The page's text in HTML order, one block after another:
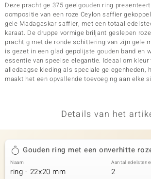
Deze prachtige 375 geelgouden ring
compositie van een roze Ceylon saffier
gele Madagaskar saffier, met een totaal
karaat. De druppelvormige briljant geslepen
prachtig met de ronde schittering van zijn gele
is gezet in een glad gepolijste gouden band en
essentie van speelse elegantie. Ideaal om kleur
alledaagse kleding als speciale gelegenheden,
maakt het een opvallende toevoeging aan elke
Details van het
Gouden ring met een onverhitte
Naam
ring - 22x20 mm
Aantal
2